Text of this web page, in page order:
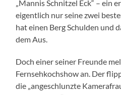
„Mannis Schnitzel Eck“ – ein
eigentlich nur seine zwei
hat einen Berg Schulden und
dem Aus.
Doch einer seiner Freunde
Fernsehkochshow an. Der
die „angeschlunzte